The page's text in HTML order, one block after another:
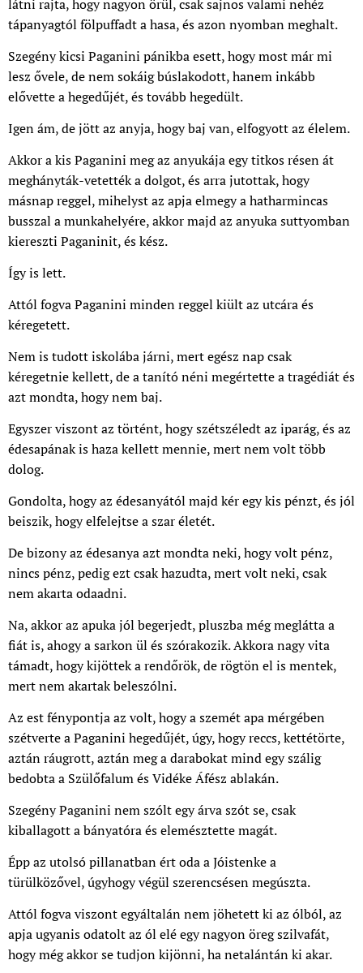
látni rajta, hogy nagyon örül, csak sajnos valami nehéz
tápanyagtól fölpuffadt a hasa, és azon nyomban meghalt.
Szegény kicsi Paganini pánikba esett, hogy most már mi
lesz ővele, de nem sokáig búslakodott, hanem inkább
elővette a hegedűjét, és tovább hegedült.
Igen ám, de jött az anyja, hogy baj van, elfogyott az élelem.
Akkor a kis Paganini meg az anyukája egy titkos résen át
meghányták-vetették a dolgot, és arra jutottak, hogy
másnap reggel, mihelyst az apja elmegy a hatharmincas
busszal a munkahelyére, akkor majd az anyuka suttyomban
kiereszti Paganinit, és kész.
Így is lett.
Attól fogva Paganini minden reggel kiült az utcára és
kéregetett.
Nem is tudott iskolába járni, mert egész nap csak
kéregetnie kellett, de a tanító néni megértette a tragédiát és
azt mondta, hogy nem baj.
Egyszer viszont az történt, hogy szétszéledt az iparág, és az
édesapának is haza kellett mennie, mert nem volt több
dolog.
Gondolta, hogy az édesanyától majd kér egy kis pénzt, és jól
beiszik, hogy elfelejtse a szar életét.
De bizony az édesanya azt mondta neki, hogy volt pénz,
nincs pénz, pedig ezt csak hazudta, mert volt neki, csak
nem akarta odaadni.
Na, akkor az apuka jól begerjedt, pluszba még meglátta a
fiát is, ahogy a sarkon ül és szórakozik. Akkora nagy vita
támadt, hogy kijöttek a rendőrök, de rögtön el is mentek,
mert nem akartak beleszólni.
Az est fénypontja az volt, hogy a szemét apa mérgében
szétverte a Paganini hegedűjét, úgy, hogy reccs, kettétörte,
aztán ráugrott, aztán meg a darabokat mind egy szálig
bedobta a Szülőfalum és Vidéke Áfész ablakán.
Szegény Paganini nem szólt egy árva szót se, csak
kiballagott a bányatóra és elemésztette magát.
Épp az utolsó pillanatban ért oda a Jóistenke a
türülközővel, úgyhogy végül szerencsésen megúszta.
Attól fogva viszont egyáltalán nem jöhetett ki az ólból, az
apja ugyanis odatolt az ól elé egy nagyon öreg szilvafát,
hogy még akkor se tudjon kijönni, ha netalántán ki akar.